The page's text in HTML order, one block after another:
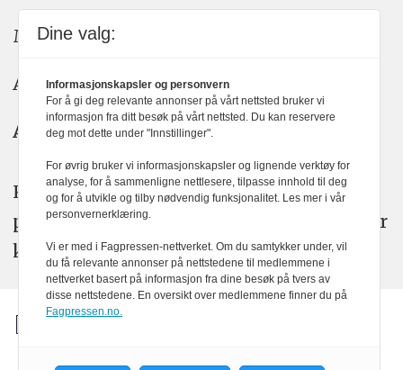
Meninger: meninger@kom24.no
Annonse: annonse@watchmedia.no
Abonnement:kom24@watchmedia.no
KOM24 arbeider etter Vær Varsom-
plakatens regler for god presseskikk. Her
kan du lese mer omPFUsarbeid.
Dine valg:
Informasjonskapsler og personvern
For å gi deg relevante annonser på vårt nettsted bruker vi
informasjon fra ditt besøk på vårt nettsted. Du kan reservere
deg mot dette under "Innstillinger".
For øvrig bruker vi informasjonskapsler og lignende verktøy for
analyse, for å sammenligne nettlesere, tilpasse innhold til deg
og for å utvikle og tilby nødvendig funksjonalitet. Les mer i vår
personvernerklæring.
Vi er med i Fagpressen-nettverket. Om du samtykker under, vil
du få relevante annonser på nettstedene til medlemmene i
nettverket basert på informasjon fra dine besøk på tvers av
disse nettstedene. En oversikt over medlemmene finner du på
Fagpressen.no.